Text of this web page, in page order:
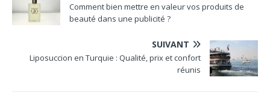
Comment bien mettre en valeur vos produits de
beauté dans une publicité ?
SUIVANT
Liposuccion en Turquie : Qualité, prix et confort
réunis